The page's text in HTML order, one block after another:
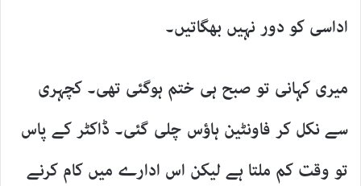
اداسی کو دور نہیں بھگاتیں۔
میری کہانی تو صبح ہی ختم ہوگئی تھی۔ کچہری
سے نکل کر فاونٹین ہاؤس چلی گئی۔ ڈاکٹر کے پاس
تو وقت کم ملتا ہے لیکن اس ادارے میں کام کرنے